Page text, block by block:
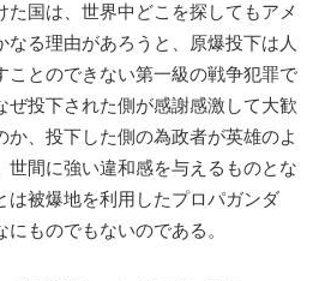
た国は、世界中どこを探してもアメ
なる理由があろうと、原爆投下は人
ことのできない第一級の戦争犯罪で
ぜ投下された側が感謝感激して大歓
か、投下した側の為政者が英雄のよ
世間に強い違和感を与えるものとな
は被爆地を利用したプロパガンダ
にものでもないのである。